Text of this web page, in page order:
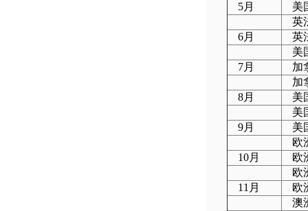
5月
美
英
6月
英
美
7月
加
加
8月
美
美
9月
美
欧
10月
欧
欧
11月
欧
澳